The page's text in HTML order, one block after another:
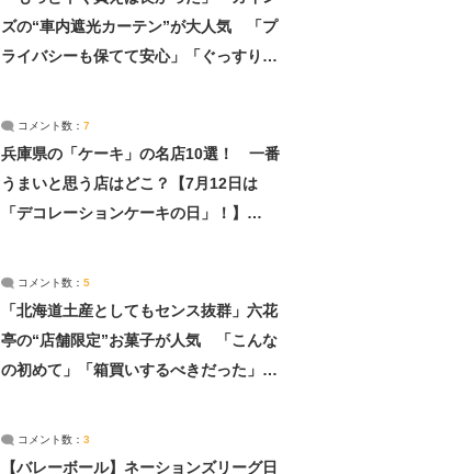
ズの“車内遮光カーテン”が大人気 「プ
ライバシーも保てて安心」「ぐっすり眠
コメント数： 7
兵庫県の「ケーキ」の名店10選！ 一番
うまいと思う店はどこ？【7月12日は
「デコレーションケーキの日」！】
コメント数： 5
「北海道土産としてもセンス抜群」六花
亭の“店舗限定”お菓子が人気 「こんな
の初めて」「箱買いするべきだった」
コメント数： 3
【バレーボール】ネーションズリーグ日